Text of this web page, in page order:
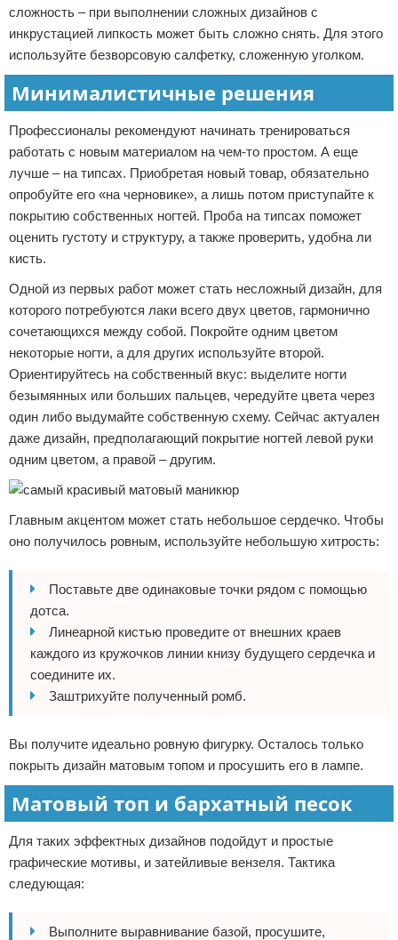
сложность – при выполнении сложных дизайнов с
инкрустацией липкость может быть сложно снять. Для этого
используйте безворсовую салфетку, сложенную уголком.
Минималистичные решения
Профессионалы рекомендуют начинать тренироваться
работать с новым материалом на чем-то простом. А еще
лучше – на типсах. Приобретая новый товар, обязательно
опробуйте его «на черновике», а лишь потом приступайте к
покрытию собственных ногтей. Проба на типсах поможет
оценить густоту и структуру, а также проверить, удобна ли
кисть.
Одной из первых работ может стать несложный дизайн, для
которого потребуются лаки всего двух цветов, гармонично
сочетающихся между собой. Покройте одним цветом
некоторые ногти, а для других используйте второй.
Ориентируйтесь на собственный вкус: выделите ногти
безымянных или больших пальцев, чередуйте цвета через
один либо выдумайте собственную схему. Сейчас актуален
даже дизайн, предполагающий покрытие ногтей левой руки
одним цветом, а правой – другим.
Главным акцентом может стать небольшое сердечко. Чтобы
оно получилось ровным, используйте небольшую хитрость:
Поставьте две одинаковые точки рядом с помощью
дотса.
Линеарной кистью проведите от внешних краев
каждого из кружочков линии книзу будущего сердечка и
соедините их.
Заштрихуйте полученный ромб.
Вы получите идеально ровную фигурку. Осталось только
покрыть дизайн матовым топом и просушить его в лампе.
Матовый топ и бархатный песок
Для таких эффектных дизайнов подойдут и простые
графические мотивы, и затейливые вензеля. Тактика
следующая:
Выполните выравнивание базой, просушите,